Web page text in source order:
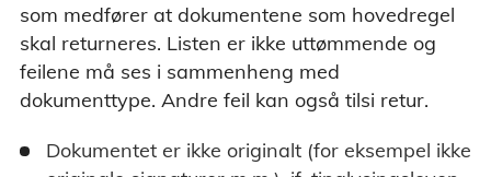
som medfører at dokumentene som hovedregel
skal returneres. Listen er ikke uttømmende og
feilene må ses i sammenheng med
dokumenttype. Andre feil kan også tilsi retur.
Dokumentet er ikke originalt (for eksempel ikke